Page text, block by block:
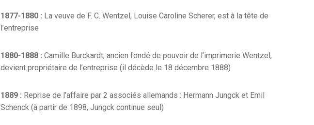
1877-1880 : La veuve de F. C. Wentzel, Louise Caroline Scherer, est à la tête de
l’entreprise
1880-1888 : Camille Burckardt, ancien fondé de pouvoir de l’imprimerie Wentzel,
devient propriétaire de l’entreprise (il décède le 18 décembre 1888)
1889 : Reprise de l’affaire par 2 associés allemands : Hermann Jungck et Emil
Schenck (à partir de 1898, Jungck continue seul)